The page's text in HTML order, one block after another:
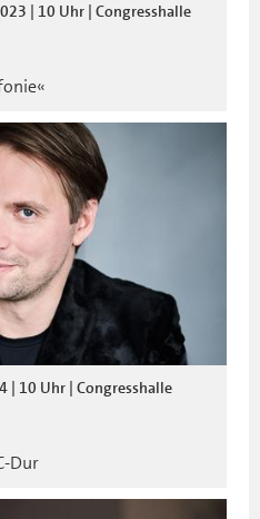
| 10 Uhr | Congresshalle
| 10 Uhr | Congresshalle
Dur